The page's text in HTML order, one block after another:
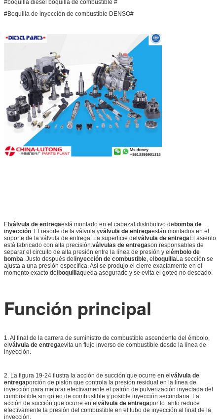
#boquilla diesel boquilla de combustible #
#Boquilla de inyección de combustible DENSO#
El válvula de entregaestá montado en el cabezal distributivo de bomba de
inyección. El resorte de la válvula yválvula de entregaestán montados en el
soporte de la válvula de entrega. La superficie del válvula de entregaEl asiento
está fabricado con alta precisión.válvulas de entregason responsables de
separar el circuito de alta presión entre la línea de presión y el émbolo de
bomba. Justo después del inyección de combustible, el boquillaLa sección se
ajusta a una presión específica. Así se produjo el cierre exactamente en el
momento exacto del boquillaqueda asegurado y se evita el goteo no deseado.
Función principal
1. Al final de la carrera de suministro de combustible ascendente del émbolo,
el válvula de entregaevita un flujo inverso de combustible desde la línea de
inyección.
2. La figura 19-24 ilustra la acción de succión que ocurre en el válvula de
entregaporción de pistón que controla la presión residual en la línea de
inyección para mejorar efectivamente el patrón de pulverización inyectada del
combustible sin goteo de combustible y posible inyección secundaria. La
acción de succión que ocurre en el válvula de entregapor lo tanto reduce
efectivamente la presión del combustible en el tubo de inyección al final de la
inyección.